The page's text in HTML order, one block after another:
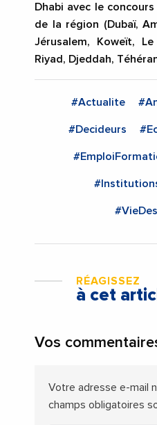
Dhabi avec le
de la région (Dubaï,
Jérusalem, Koweït,
Riyad, Djeddah,
#Actualite
#Decideurs
RÉAGISSEZ
à cet
Vos
Votre adresse e-mail
champs obligatoires